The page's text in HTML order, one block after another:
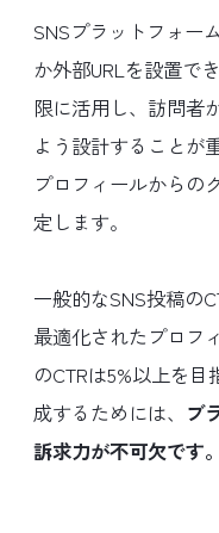
SNSプラットフォー
か外部URLを設置で
限に活用し、訪問者
よう設計することが
プロフィールからの
定します。
一般的なSNS投稿の
最適化されたプロフ
のCTRは5%以上を
成するためには、 ブ
訴求力が不可欠です。